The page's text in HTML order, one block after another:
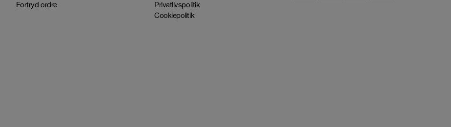
Fortryd ordre
Privatlivspolitik
Cookiepolitik